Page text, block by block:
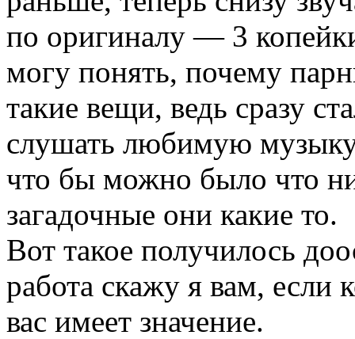
по оригиналу — 3
могу понять, почему
такие вещи, ведь сразу
слушать любимую
что бы можно было что
загадочные они какие то.
Вот такое получилось
работа скажу я вам,
вас имеет значение.